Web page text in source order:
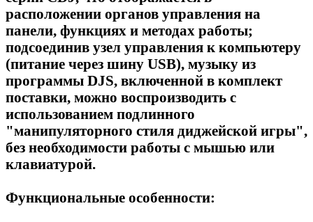
расположении органов управления на
панели, функциях и методах работы;
подсоединив узел управления к компьютеру
(питание через шину USB), музыку из
программы DJS, включенной в комплект
поставки, можно воспроизводить с
использованием подлинного
"манипуляторного стиля диджейской игры",
без необходимости работы с мышью или
клавиатурой.
Функциональные особенности: